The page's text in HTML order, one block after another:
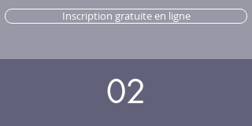
Inscription gratuite en ligne
02